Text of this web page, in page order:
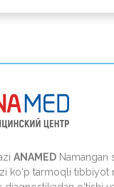
ANAMED Namangan
ko‘p tarmoqli tibbiyot